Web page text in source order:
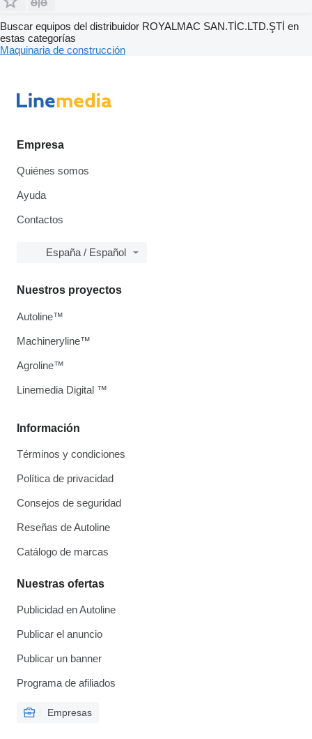
Buscar equipos del distribuidor ROYALMAC SAN.TİC.LTD.ŞTİ en
estas categorías
Maquinaria de construcción
Empresa
Quiénes somos
Ayuda
Contactos
España / Español
Información
Términos y condiciones
Política de privacidad
Consejos de seguridad
Reseñas de Autoline
Catálogo de marcas
Nuestras ofertas
Publicidad en Autoline
Publicar el anuncio
Publicar un banner
Programa de afiliados
Empresas
Nuestros proyectos
Autoline™
Machineryline™
Agroline™
Linemedia Digital ™